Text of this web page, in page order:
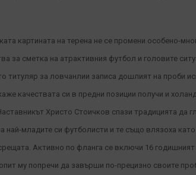
картината на терена не се промени особено-
за сметка на атрактивния футбол и головите
титуляр за ловчанлии записа дошлият на проби
качествата си в предни позиции получи и
Христо Стоичков спази традицията да
най-младите си футболисти и те също влязоха
Активно по фланга се включи 16
му попречи да завърши по-прецизно своите